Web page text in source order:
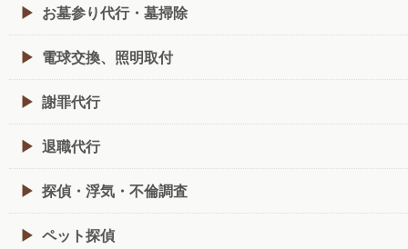
お墓参り代行・墓掃除
電球交換、照明取付
謝罪代行
退職代行
探偵・浮気・不倫調査
ペット探偵